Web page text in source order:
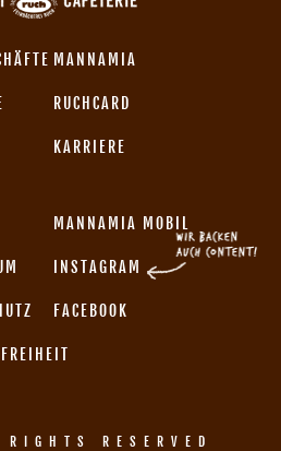
MANNAMIA
RUCHCARD
KARRIERE
MANNAMIA MOBIL
INSTAGRAM
FACEBOOK
RESERVED